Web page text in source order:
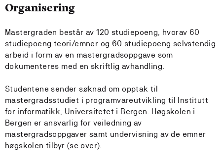
Organisering
Mastergraden består av 120 studiepoeng, hvorav 60
studiepoeng teori/emner og 60 studiepoeng selvstendig
arbeid i form av en mastergradsoppgave som
dokumenteres med en skriftlig avhandling.
Studentene sender søknad om opptak til
mastergradsstudiet i programvareutvikling til Institutt
for informatikk, Universitetet i Bergen. Høgskolen i
Bergen er ansvarlig for veiledning av
mastergradsoppgaver samt undervisning av de emner
høgskolen tilbyr (se over).